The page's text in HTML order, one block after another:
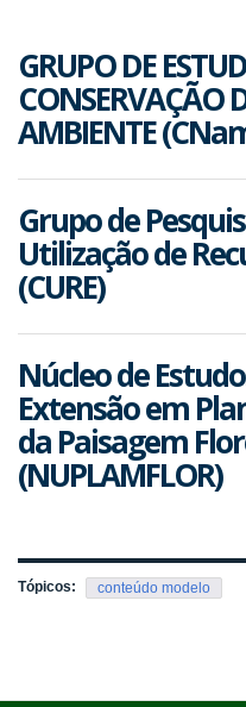
GRUPO DE
CONSERVAÇÃO
AMBIENTE
Grupo de
Utilização de
(CURE)
Núcleo de
Extensão em
da Paisagem
(NUPLAMFLOR)
Tópicos: conteúdo modelo